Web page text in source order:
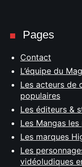
Pages
Contact
L’équipe du
Les acteurs de
populaires
Les éditeurs &
Les Mangas
Les marques
Les
vidéoludiques